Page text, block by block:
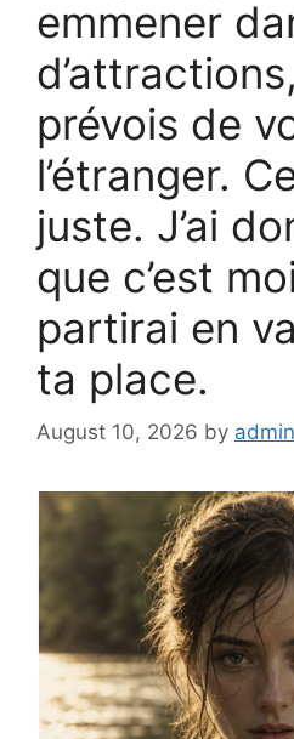
emmener
prévois de
l’étranger.
juste. J’ai
que c’est
partirai en
ta place.
August 10, 2026 by admin